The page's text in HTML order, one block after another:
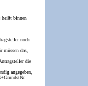
heißt binnen
noch
müssen das,
die
angegeben,